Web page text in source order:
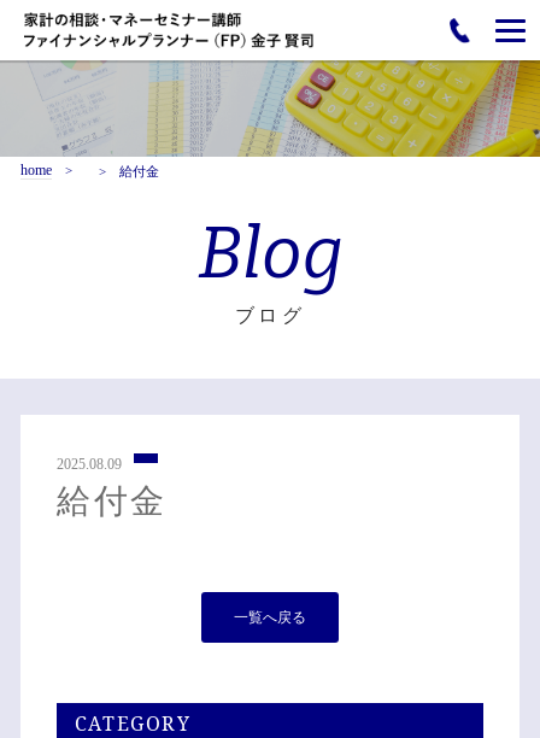
home 給付金
Blog
ブログ
2025.08.09
給付金
一覧へ戻る
CATEGORY